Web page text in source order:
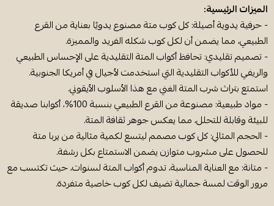
الميزات الرئيسية:
- حرفية يدوية أصيلة: كل كوب متة مصنوع يدويًا بعناية من القرع
الطبيعي، مما يضمن أن لكل كوب شكله الفريد والمميزة.
- تصميم تقليدي: تحافظ أكواب المتة التقليدية على الإحساس الطبيعي
والريفي للأكواب التقليدية التي استخدمت لأجيال في أمريكا الجنوبية.
استمتع بتراث شرب المتة الغني مع هذا الأسلوب الأيقوني.
- مواد طبيعية: مصنوعة من القرع الطبيعي بنسبة 100%، أكوابنا صديقة
للبيئة وقابلة للتحلل، مما يعكس جوهر ثقافة المتة.
- الحجم المثالي: كل كوب مصمم ليتسع لكمية مثالية من يربا متة
للحصول على مشروب متوازن يضمن الاستمتاع بكل رشفة.
- متانة: مع العناية المناسبة، تدوم أكواب المتة لسنوات، حيث تكتسب مع
مرور الوقت لمسة جمالية تضيف لكل كوب خاصية متفردة.